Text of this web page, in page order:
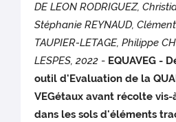
DE LEON RODRIGUEZ,
Stéphanie REYNAUD,
TAUPIER-LETAGE, Philippe
LESPES, 2022 - EQUAVEG -
outil d'Evaluation de la
VEGétaux avant récolte
dans les sols d'éléments